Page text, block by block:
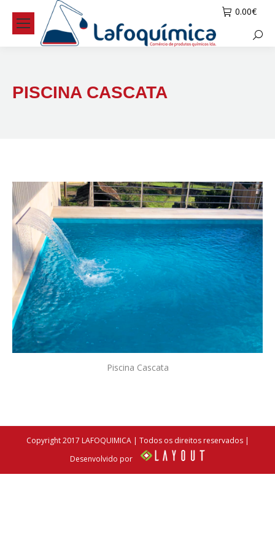
0.00€
PISCINA CASCATA
Piscina Cascata
Copyright 2017 LAFOQUIMICA | Todos os direitos reservados |
Desenvolvido por